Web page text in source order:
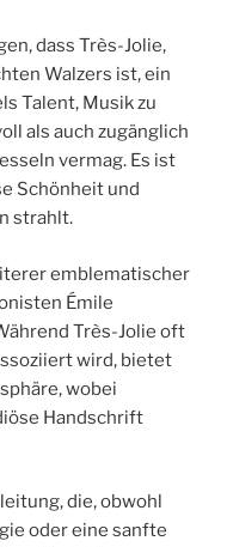
dass Très-Jolie,
Walzers ist, ein
Talent, Musik zu
als auch zugänglich
vermag. Es ist
Schönheit und
strahlt.
emblematischer
Émile
Très-Jolie oft
wird, bietet
wobei
Handschrift
die, obwohl
oder eine sanfte